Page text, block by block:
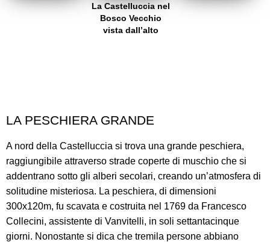
La Castelluccia nel
Bosco Vecchio
vista dall’alto
LA PESCHIERA GRANDE
A nord della Castelluccia si trova una grande peschiera,
raggiungibile attraverso strade coperte di muschio che si
addentrano sotto gli alberi secolari, creando un’atmosfera di
solitudine misteriosa. La peschiera, di dimensioni
300x120m, fu scavata e costruita nel 1769 da Francesco
Collecini, assistente di Vanvitelli, in soli settantacinque
giorni. Nonostante si dica che tremila persone abbiano